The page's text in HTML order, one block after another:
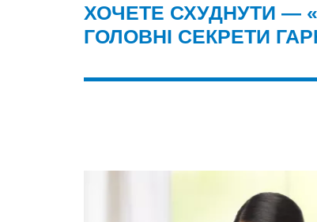
ХОЧЕТЕ СХУДНУТИ —
ГОЛОВНІ СЕКРЕТИ